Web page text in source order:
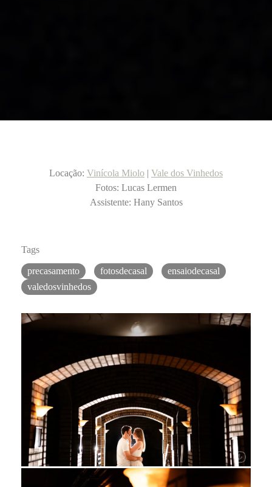
Locação: Vinícola Miolo | Vale dos Vinhedos
Fotos: Lucas Lermen
Assistente: Hany Santos
Tags
precasamento fotosdecasal
ensaiodecasal
valedosvinhedos